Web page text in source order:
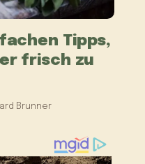
Tipps,
frisch zu
Brunner